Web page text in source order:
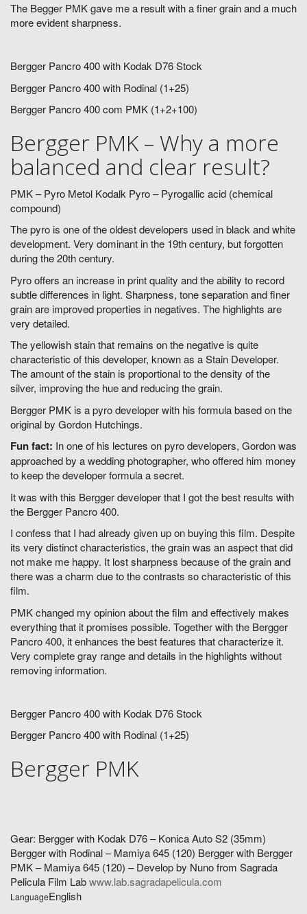
The Begger PMK gave me a result with a finer grain and a much
more evident sharpness.
Bergger Pancro 400 with Kodak D76 Stock
Bergger Pancro 400 with Rodinal (1+25)
Bergger Pancro 400 com PMK (1+2+100)
Bergger PMK – Why a more
balanced and clear result?
PMK – Pyro Metol Kodalk Pyro – Pyrogallic acid (chemical
compound)
The pyro is one of the oldest developers used in black and white
development. Very dominant in the 19th century, but forgotten
during the 20th century.
Pyro offers an increase in print quality and the ability to record
subtle differences in light. Sharpness, tone separation and finer
grain are improved properties in negatives. The highlights are
very detailed.
The yellowish stain that remains on the negative is quite
characteristic of this developer, known as a Stain Developer.
The amount of the stain is proportional to the density of the
silver, improving the hue and reducing the grain.
Bergger PMK is a pyro developer with his formula based on the
original by Gordon Hutchings.
Fun fact: In one of his lectures on pyro developers, Gordon was
approached by a wedding photographer, who offered him money
to keep the developer formula a secret.
It was with this Bergger developer that I got the best results with
the Bergger Pancro 400.
I confess that I had already given up on buying this film. Despite
its very distinct characteristics, the grain was an aspect that did
not make me happy. It lost sharpness because of the grain and
there was a charm due to the contrasts so characteristic of this
film.
PMK changed my opinion about the film and effectively makes
everything that it promises possible. Together with the Bergger
Pancro 400, it enhances the best features that characterize it.
Very complete gray range and details in the highlights without
removing information.
Bergger Pancro 400 with Kodak D76 Stock
Bergger Pancro 400 with Rodinal (1+25)
Bergger PMK
Gear: Bergger with Kodak D76 – Konica Auto S2 (35mm)
Bergger with Rodinal – Mamiya 645 (120) Bergger with Bergger
PMK – Mamiya 645 (120) – Develop by Nuno from Sagrada
Pelicula Film Labwww.lab.sagradapelicula.com
LanguageEnglish